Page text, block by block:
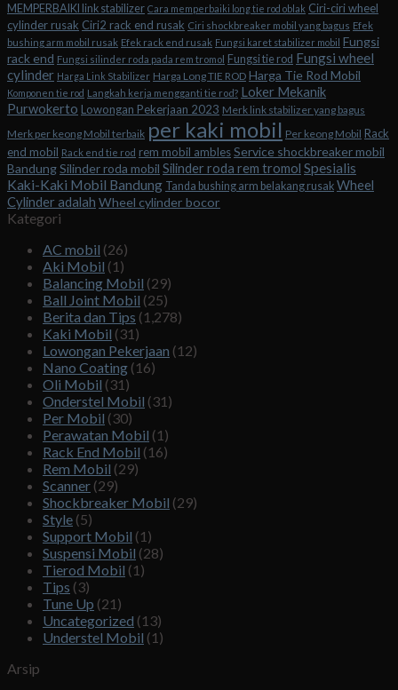
MEMPERBAIKI link stabilizer Cara memperbaiki long tie rod oblak Ciri-ciri wheel
cylinder rusak Ciri2 rack end rusak Ciri shockbreaker mobil yang bagus Efek
bushing arm mobil rusak Efek rack end rusak Fungsi karet stabilizer mobil Fungsi
rack end Fungsi silinder roda pada rem tromol Fungsi tie rod Fungsi wheel
cylinder Harga Link Stabilizer Harga Long TIE ROD Harga Tie Rod Mobil
Komponen tie rod Langkah kerja mengganti tie rod? Loker Mekanik
Purwokerto Lowongan Pekerjaan 2023 Merk link stabilizer yang bagus
Merk per keong Mobil terbaik per kaki mobil Per keong Mobil Rack
end mobil Rack end tie rod rem mobil amblesService shockbreaker mobil
BandungSilinder roda mobil Silinder roda rem tromol Spesialis
Kaki-Kaki Mobil Bandung Tanda bushing arm belakang rusak Wheel
Cylinder adalah Wheel cylinder bocor
Kategori
AC mobil (26)
Aki Mobil (1)
Balancing Mobil (29)
Ball Joint Mobil (25)
Berita dan Tips (1,278)
Kaki Mobil (31)
Lowongan Pekerjaan (12)
Nano Coating (16)
Oli Mobil (31)
Onderstel Mobil (31)
Per Mobil (30)
Perawatan Mobil (1)
Rack End Mobil (16)
Rem Mobil (29)
Scanner (29)
Shockbreaker Mobil (29)
Style (5)
Support Mobil (1)
Suspensi Mobil (28)
Tierod Mobil (1)
Tips (3)
Tune Up (21)
Uncategorized (13)
Understel Mobil (1)
Arsip